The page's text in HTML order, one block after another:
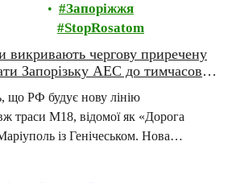
Запоріжжя
StopRosatom
викривають чергову приречену
Запорізьку АЕС до тимчасово
що РФ будує нову лінію
траси М18, відомої як «Дорога
із Генічеськом. Нова
елементом плану Москви